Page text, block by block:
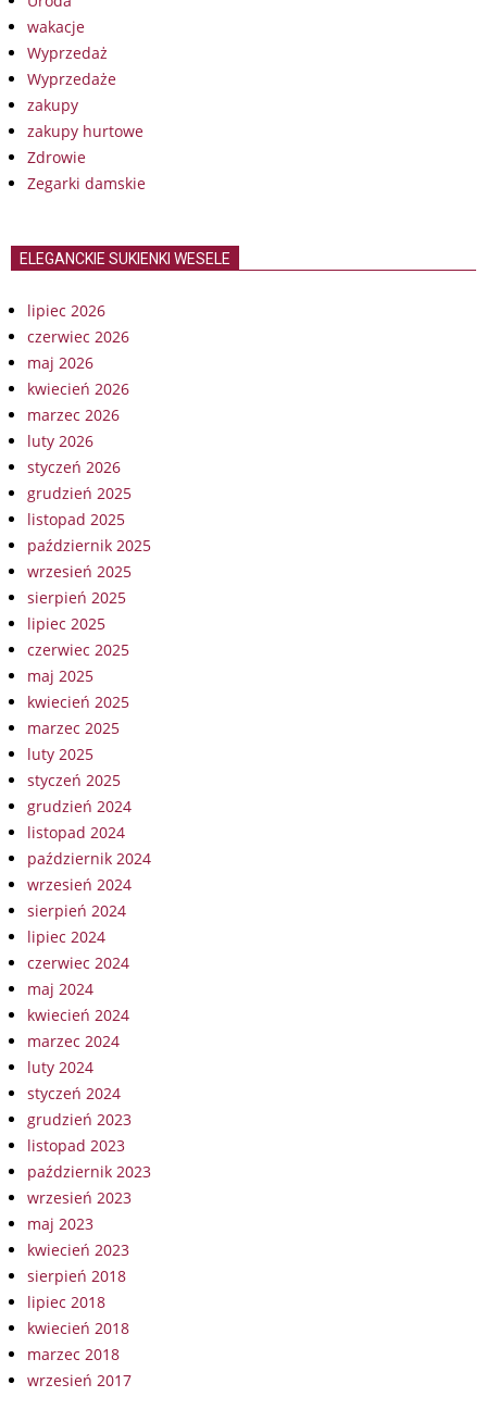
wakacje
Wyprzedaż
Wyprzedaże
zakupy
zakupy hurtowe
Zdrowie
Zegarki damskie
ELEGANCKIE SUKIENKI WESELE
lipiec 2026
czerwiec 2026
maj 2026
kwiecień 2026
marzec 2026
luty 2026
styczeń 2026
grudzień 2025
listopad 2025
październik 2025
wrzesień 2025
sierpień 2025
lipiec 2025
czerwiec 2025
maj 2025
kwiecień 2025
marzec 2025
luty 2025
styczeń 2025
grudzień 2024
listopad 2024
październik 2024
wrzesień 2024
sierpień 2024
lipiec 2024
czerwiec 2024
maj 2024
kwiecień 2024
marzec 2024
luty 2024
styczeń 2024
grudzień 2023
listopad 2023
październik 2023
wrzesień 2023
maj 2023
kwiecień 2023
sierpień 2018
lipiec 2018
kwiecień 2018
marzec 2018
wrzesień 2017